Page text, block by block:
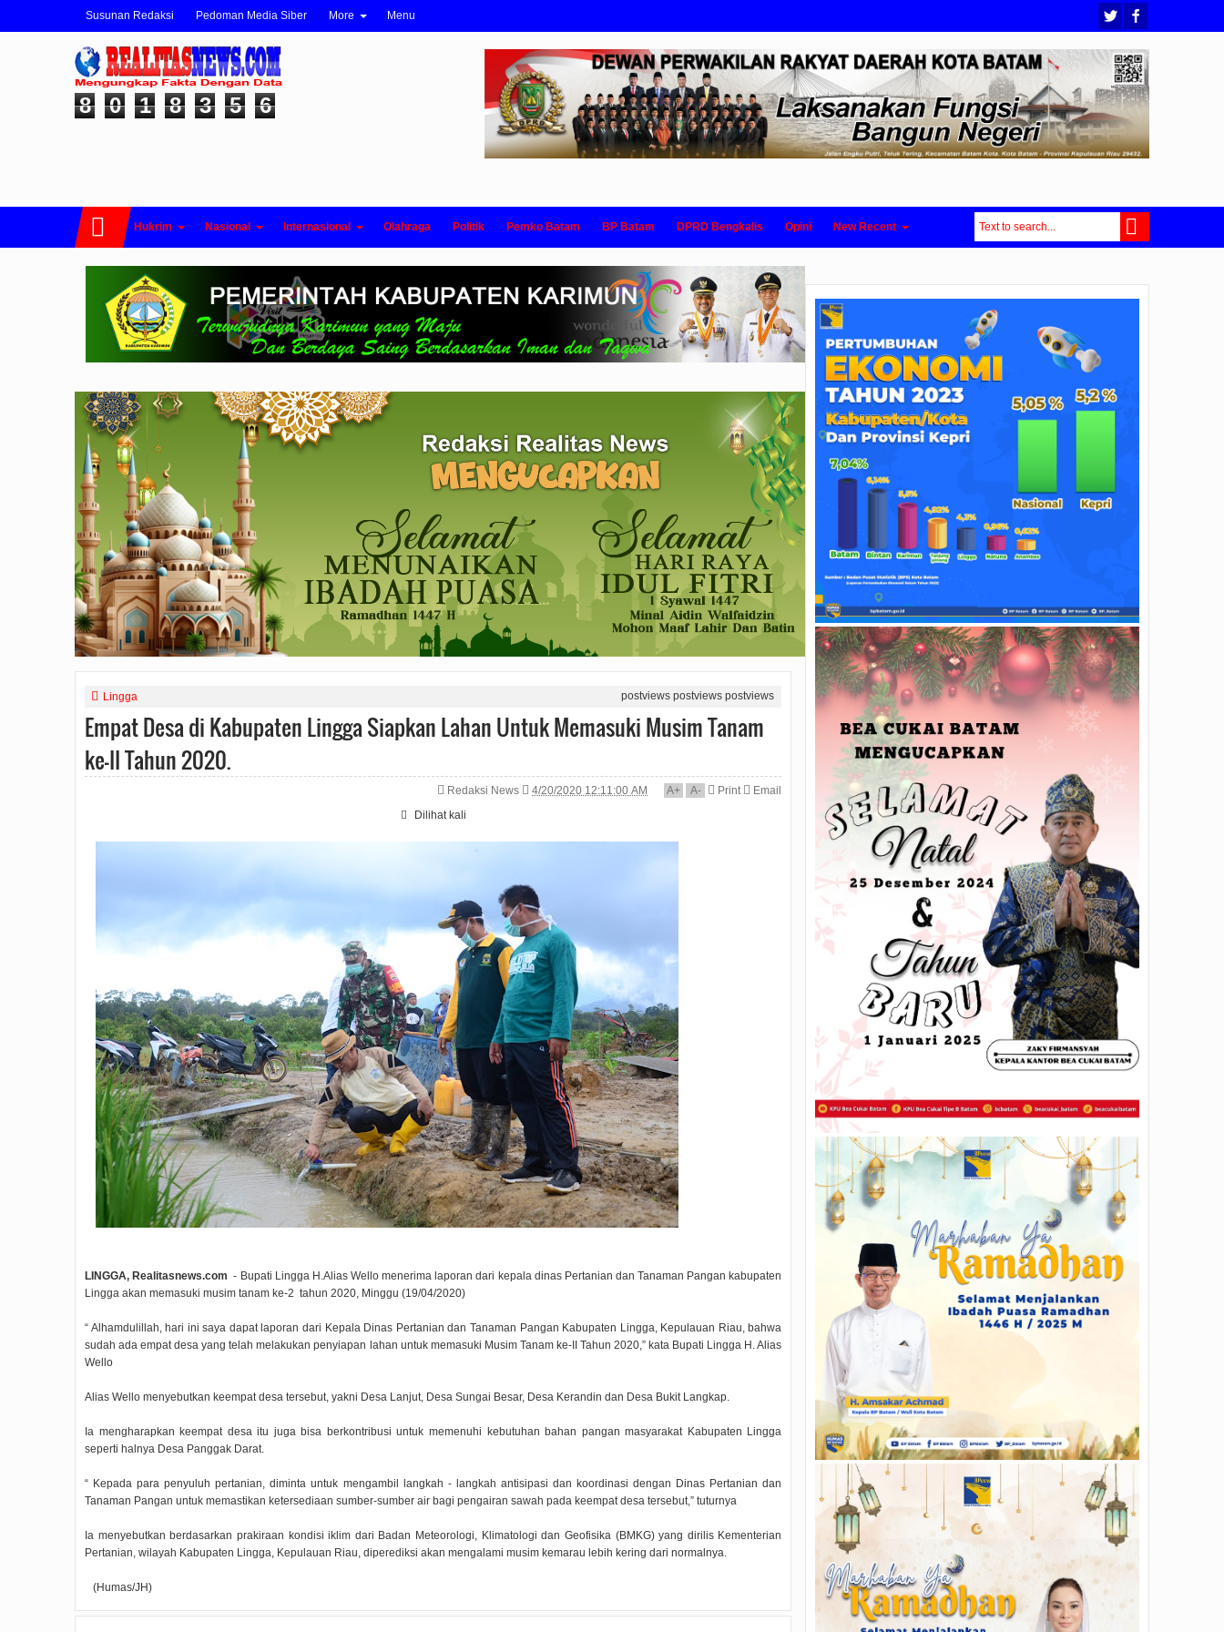
Susunan Redaksi Pedoman Media Siber More Menu
8 0 1 8 3 5 6
Hukrim Nasional Internasional Olahraga Politik Pemko Batam BP Batam DPRD Bengkalis Opini New Recent
Lingga postviewspostviewspostviews
Empat Desa di Kabupaten Lingga Siapkan Lahan Untuk Memasuki Musim Tanam
ke-II Tahun 2020.
Redaksi News 4/20/2020 12:11:00 AM A+ A- Print
Email
Dilihat kali
LINGGA, Realitasnews.com - Bupati Lingga H.Alias Wello menerima laporan dari kepala dinas Pertanian dan Tanaman Pangan kabupaten
Lingga akan memasuki musim tanam ke-2 tahun 2020, Minggu (19/04/2020)
“ Alhamdulillah, hari ini saya dapat laporan dari Kepala Dinas Pertanian dan Tanaman Pangan Kabupaten Lingga, Kepulauan Riau, bahwa
sudah ada empat desa yang telah melakukan penyiapan lahan untuk memasuki Musim Tanam ke-II Tahun 2020,” kata Bupati Lingga H. Alias
Wello
Alias Wello menyebutkan keempat desa tersebut, yakni Desa Lanjut, Desa Sungai Besar, Desa Kerandin dan Desa Bukit Langkap.
Ia mengharapkan keempat desa itu juga bisa berkontribusi untuk memenuhi kebutuhan bahan pangan masyarakat Kabupaten Lingga
seperti halnya Desa Panggak Darat.
“ Kepada para penyuluh pertanian, diminta untuk mengambil langkah - langkah antisipasi dan koordinasi dengan Dinas Pertanian dan
Tanaman Pangan untuk memastikan ketersediaan sumber-sumber air bagi pengairan sawah pada keempat desa tersebut,” tuturnya
Ia menyebutkan berdasarkan prakiraan kondisi iklim dari Badan Meteorologi, Klimatologi dan Geofisika (BMKG) yang dirilis Kementerian
Pertanian, wilayah Kabupaten Lingga, Kepulauan Riau, diperediksi akan mengalami musim kemarau lebih kering dari normalnya.
(Humas/JH)